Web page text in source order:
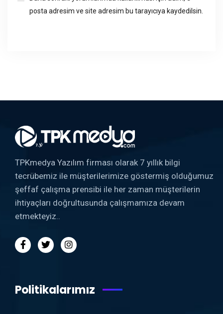
posta adresim ve site adresim bu tarayıcıya kaydedilsin.
TPKmedya Yazılım firması olarak 7 yıllık bilgi
tecrübemiz ile müşterilerimize göstermiş olduğumuz
şeffaf çalışma prensibi ile her zaman müşterilerin
ihtiyaçları doğrultusunda çalışmamıza devam
etmekteyiz..
Politikalarımız